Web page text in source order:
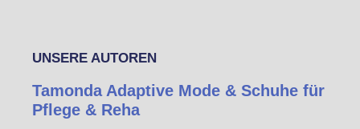
UNSERE AUTOREN
Tamonda Adaptive Mode & Schuhe für
Pflege & Reha